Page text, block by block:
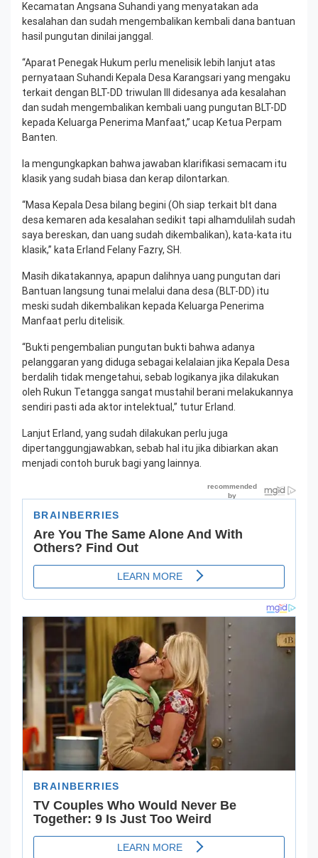
Kecamatan Angsana Suhandi yang menyatakan ada
kesalahan dan sudah mengembalikan kembali dana bantuan
hasil pungutan dinilai janggal.
“Aparat Penegak Hukum perlu menelisik lebih lanjut atas
pernyataan Suhandi Kepala Desa Karangsari yang mengaku
terkait dengan BLT-DD triwulan III didesanya ada kesalahan
dan sudah mengembalikan kembali uang pungutan BLT-DD
kepada Keluarga Penerima Manfaat,” ucap Ketua Perpam
Banten.
Ia mengungkapkan bahwa jawaban klarifikasi semacam itu
klasik yang sudah biasa dan kerap dilontarkan.
“Masa Kepala Desa bilang begini (Oh siap terkait blt dana
desa kemaren ada kesalahan sedikit tapi alhamdulilah sudah
saya bereskan, dan uang sudah dikembalikan), kata-kata itu
klasik,” kata Erland Felany Fazry, SH.
Masih dikatakannya, apapun dalihnya uang pungutan dari
Bantuan langsung tunai melalui dana desa (BLT-DD) itu
meski sudah dikembalikan kepada Keluarga Penerima
Manfaat perlu ditelisik.
“Bukti pengembalian pungutan bukti bahwa adanya
pelanggaran yang diduga sebagai kelalaian jika Kepala Desa
berdalih tidak mengetahui, sebab logikanya jika dilakukan
oleh Rukun Tetangga sangat mustahil berani melakukannya
sendiri pasti ada aktor intelektual,” tutur Erland.
Lanjut Erland, yang sudah dilakukan perlu juga
dipertanggungjawabkan, sebab hal itu jika dibiarkan akan
menjadi contoh buruk bagi yang lainnya.